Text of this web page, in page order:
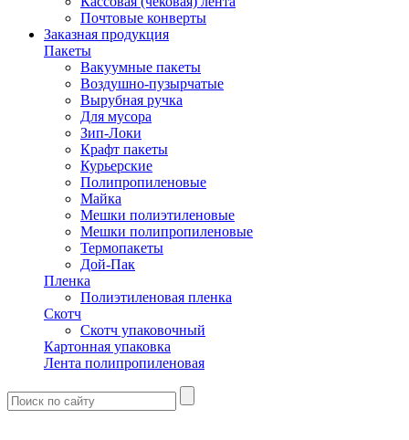
Почтовые конверты
Заказная продукция
Пакеты
Вакуумные пакеты
Воздушно-пузырчатые
Вырубная ручка
Для мусора
Зип-Локи
Крафт пакеты
Курьерские
Полипропиленовые
Майка
Мешки полиэтиленовые
Мешки полипропиленовые
Термопакеты
Дой-Пак
Пленка
Полиэтиленовая пленка
Скотч
Скотч упаковочный
Картонная упаковка
Лента полипропиленовая